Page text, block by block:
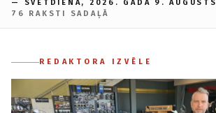
— SVĒTDIENA, 2026. GADA 9. AUGUSTS
76 RAKSTI SADAĻĀ
REDAKTORA IZVĒLE